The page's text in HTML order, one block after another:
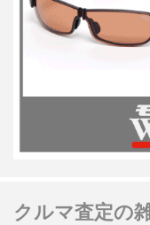
クルマ査定の